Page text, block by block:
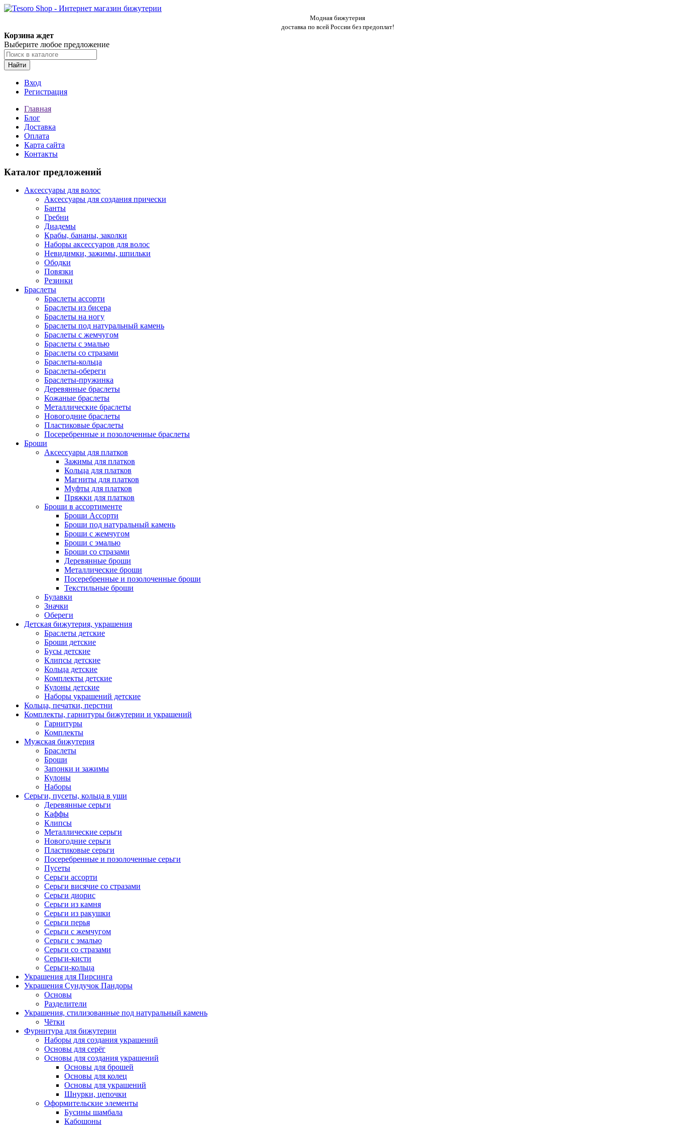
Модная бижутерия
доставка по всей России без предоплат!
Корзина ждет
Выберите любое предложение
Найти
Вход
Регистрация
Главная
Блог
Доставка
Оплата
Карта сайта
Контакты
Каталог предложений
Аксессуары для волос
Аксессуары для создания прически
Банты
Гребни
Диадемы
Крабы, бананы, заколки
Наборы аксессуаров для волос
Невидимки, зажимы, шпильки
Ободки
Повязки
Резинки
Браслеты
Браслеты ассорти
Браслеты из бисера
Браслеты на ногу
Браслеты под натуральный камень
Браслеты с жемчугом
Браслеты с эмалью
Браслеты со стразами
Браслеты-кольца
Браслеты-обереги
Браслеты-пружинка
Деревянные браслеты
Кожаные браслеты
Металлические браслеты
Новогодние браслеты
Пластиковые браслеты
Посеребренные и позолоченные браслеты
Броши
Аксессуары для платков
Зажимы для платков
Кольца для платков
Магниты для платков
Муфты для платков
Пряжки для платков
Броши в ассортименте
Броши Ассорти
Броши под натуральный камень
Броши с жемчугом
Броши с эмалью
Броши со стразами
Деревянные броши
Металлические броши
Посеребренные и позолоченные броши
Текстильные броши
Булавки
Значки
Обереги
Детская бижутерия, украшения
Браслеты детские
Броши детские
Бусы детские
Клипсы детские
Кольца детские
Комплекты детские
Кулоны детские
Наборы украшений детские
Кольца, печатки, перстни
Комплекты, гарнитуры бижутерии и украшений
Гарнитуры
Комплекты
Мужская бижутерия
Браслеты
Броши
Запонки и зажимы
Кулоны
Наборы
Серьги, пусеты, кольца в уши
Деревянные серьги
Каффы
Клипсы
Металлические серьги
Новогодние серьги
Пластиковые серьги
Посеребренные и позолоченные серьги
Пусеты
Серьги ассорти
Серьги висячие со стразами
Серьги диорис
Серьги из камня
Серьги из ракушки
Серьги перья
Серьги с жемчугом
Серьги с эмалью
Серьги со стразами
Серьги-кисти
Серьги-кольца
Украшения для Пирсинга
Украшения Сундучок Пандоры
Основы
Разделители
Украшения, стилизованные под натуральный камень
Чётки
Фурнитура для бижутерии
Наборы для создания украшений
Основы для серёг
Основы для создания украшений
Основы для брошей
Основы для колец
Основы для украшений
Шнурки, цепочки
Оформительские элементы
Бусины шамбала
Кабошоны